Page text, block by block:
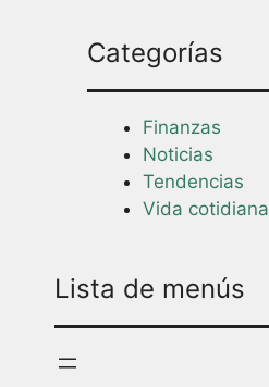
Categorías
Finanzas
Noticias
Tendencias
Vida cotidiana
Lista de menús